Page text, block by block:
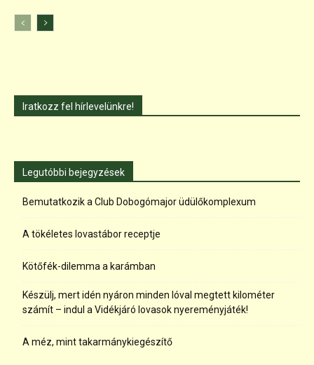
Iratkozz fel hírlevelünkre!
Legutóbbi bejegyzések
Bemutatkozik a Club Dobogómajor üdülőkomplexum
A tökéletes lovastábor receptje
Kötőfék-dilemma a karámban
Készülj, mert idén nyáron minden lóval megtett kilométer
számít – indul a Vidékjáró lovasok nyereményjáték!
A méz, mint takarmánykiegészítő